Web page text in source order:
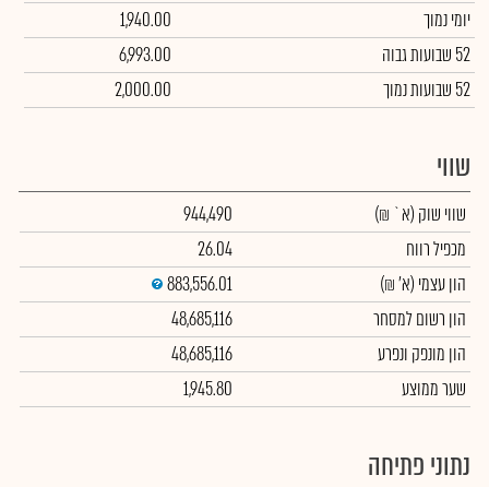
יומי נמוך
1,940.00
52 שבועות גבוה
6,993.00
52 שבועות נמוך
2,000.00
שווי
שווי שוק (א` ₪)
944,490
מכפיל רווח
26.04
הון עצמי (א' ₪)
883,556.01
הון רשום למסחר
48,685,116
הון מונפק ונפרע
48,685,116
שער ממוצע
1,945.80
נתוני פתיחה